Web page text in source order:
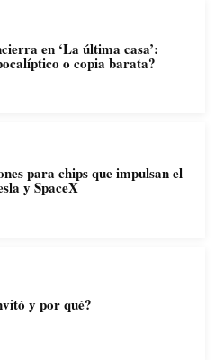
en ‘La última casa’:
o copia barata?
para chips que impulsan el
y SpaceX
y por qué?